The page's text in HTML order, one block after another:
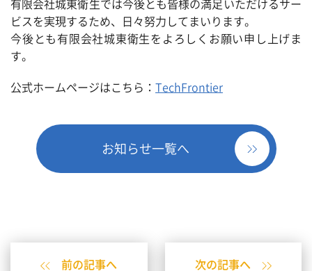
有限会社城東衛生では今後とも皆様の満足いただけるサー
ビスを実現するため、日々努力してまいります。
今後とも有限会社城東衛生をよろしくお願い申し上げま
す。
公式ホームページはこちら： TechFrontier
お知らせ一覧へ
前の記事へ 次の記事へ